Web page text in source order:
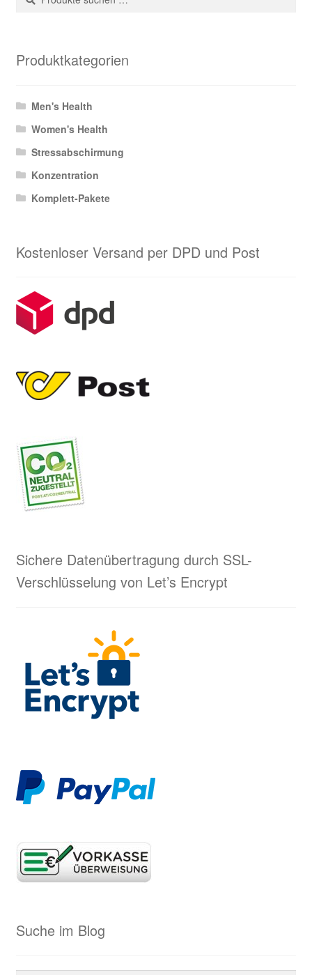
nach:
Produktkategorien
Men's Health
Women's Health
Stressabschirmung
Konzentration
Komplett-Pakete
Kostenloser Versand per DPD und Post
Sichere Datenübertragung durch SSL-
Verschlüsselung von Let’s Encrypt
Suche im Blog